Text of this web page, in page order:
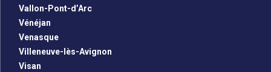
Vallon-Pont-d’Arc
Vénéjan
Venasque
Villeneuve-lès-Avignon
Visan